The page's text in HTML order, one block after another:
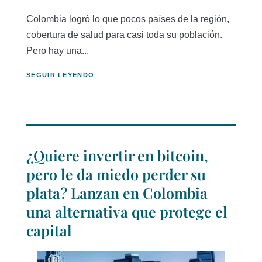
Colombia logró lo que pocos países de la región,
cobertura de salud para casi toda su población.
Pero hay una...
SEGUIR LEYENDO
¿Quiere invertir en bitcoin,
pero le da miedo perder su
plata? Lanzan en Colombia
una alternativa que protege el
capital